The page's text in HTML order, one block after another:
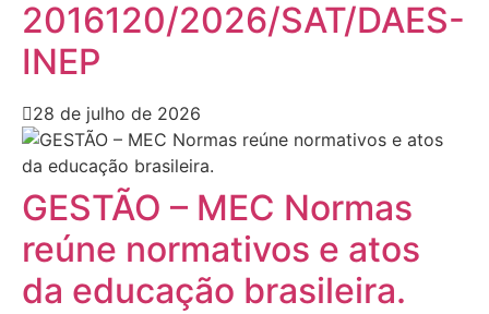
2016120/2026/SAT/DAES-
INEP
28 de julho de 2026
GESTÃO – MEC Normas
reúne normativos e atos
da educação brasileira.